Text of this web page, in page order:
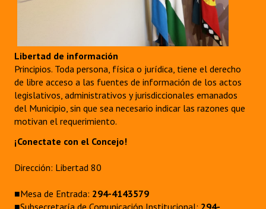
Libertad de información
Principios. Toda persona, física o jurídica, tiene el derecho
de libre acceso a las fuentes de información de los actos
legislativos, administrativos y jurisdiccionales emanados
del Municipio, sin que sea necesario indicar las razones que
motivan el requerimiento.
¡Conectate con el Concejo!
Dirección: Libertad 80
■Mesa de Entrada: 294-4143579
■Subsecretaría de Comunicación Institucional: 294-